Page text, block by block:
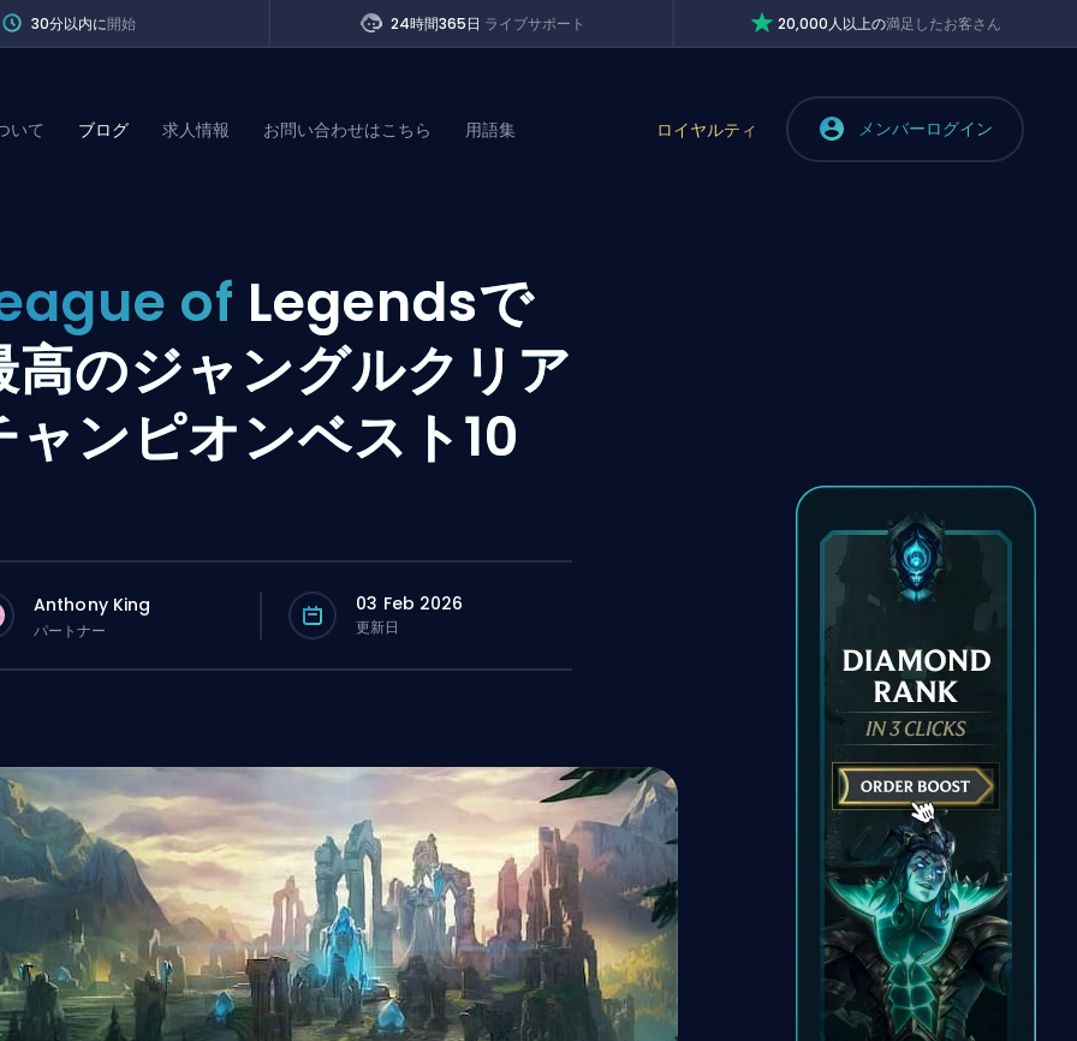
30分以内に開始 24時間365日 ライブサポート 20,000人以上の満足したお客さん
いて ブログ 求人情報 お問い合わせはこちら 用語集 ロイヤルティ メンバーログイン
of Legendsで
高のジャングルクリア
ャンピオンベスト10
Anthony King
パートナー
03 Feb 2026
更新日